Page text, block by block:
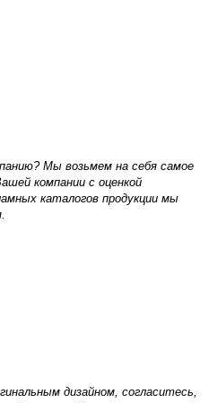
Мы возьмем на себя самое
компании с оценкой
каталогов продукции мы
дизайном, согласитесь,